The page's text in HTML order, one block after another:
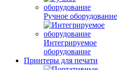
Ручное оборудование
Интегрируемое
оборудование
Принтеры для печати